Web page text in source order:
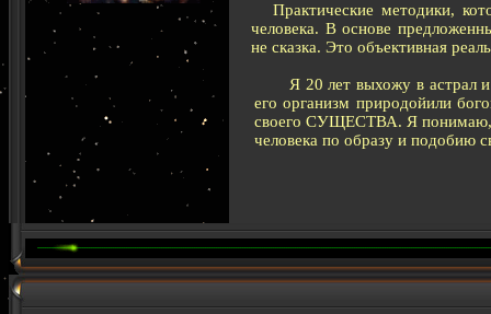
Практические методики,
человека. В основе
не сказка. Это объективная
Я 20 лет выхожу в астрал и
его организм природойили
своего СУЩЕСТВА. Я понимаю,
человека по образу и подобию